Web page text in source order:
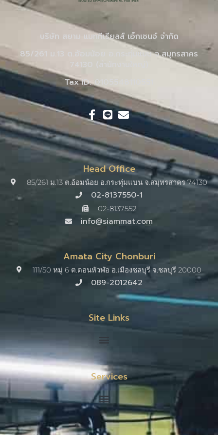
บริษัท สยาม แมททีเรียลส์ เอ็กเชนจ์ จำกัด
85/261 ม.13 ต.อ้อมน้อย อ.กระทุ่มแบน จ.สมุทรสาคร
74130 (สำนักงานใหญ่)
Tax ID: 0105548110551
Head Office
85/261 ม.13 ต.อ้อมน้อย อ.กระทุ่มแบน จ.สมุทรสาคร 74130
02-8137550-1
02-8137552
info@siammat.com
Amata City Chonburi
111/50 หมู่ 6 ต.ดอนหัวฬ่อ อ.เมืองชลบุรี จ.ชลบุรี 20000​
089-2012642
Site Links
Services